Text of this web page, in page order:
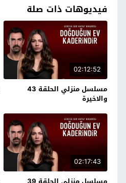
فيديوهات ذات صلة
02:12:52
مسلسل منزلي الحلقة 43
والاخيرة
02:17:43